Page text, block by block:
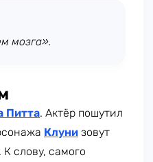
мозга».
Питта. Актёр пошутил
Клуни зовут
К слову, самого